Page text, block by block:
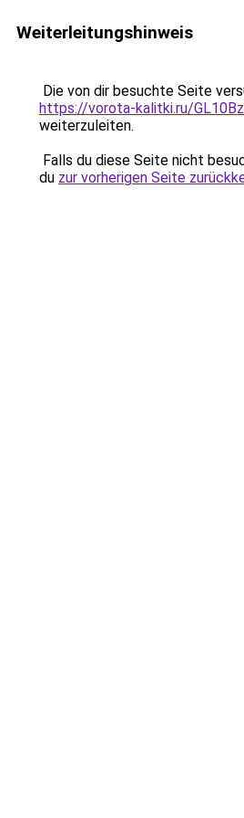
Weiterleitungshinweis
Die von dir besuchte Seite
https://vorota-kalitki.ru/
weiterzuleiten.
Falls du diese Seite nicht
du zur vorherigen Seite